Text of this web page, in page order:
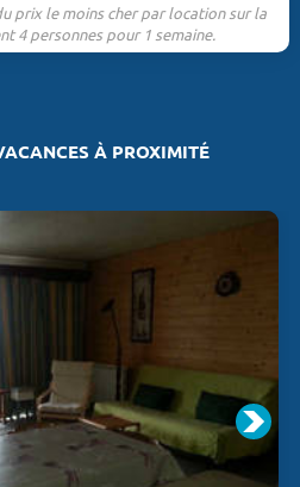
prix le moins cher par location sur la
4 personnes pour 1 semaine.
À PROXIMITÉ